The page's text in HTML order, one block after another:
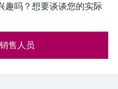
趣吗？想要谈谈您的实际
售人员